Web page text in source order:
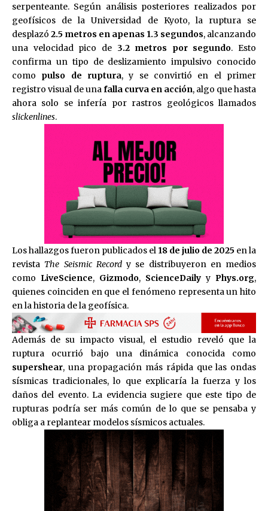
serpenteante. Según análisis posteriores realizados por
geofísicos de la Universidad de Kyoto, la ruptura se
desplazó 2.5 metros en apenas 1.3 segundos, alcanzando
una velocidad pico de 3.2 metros por segundo. Esto
confirma un tipo de deslizamiento impulsivo conocido
como pulso de ruptura, y se convirtió en el primer
registro visual de unafalla curva en acción, algo que hasta
ahora solo se infería por rastros geológicos llamados
slickenlines.
Los hallazgos fueron publicados el 18 de julio de 2025 en la
revista The Seismic Recordy se distribuyeron en medios
como LiveScience, Gizmodo, ScienceDaily y Phys.org,
quienes coinciden en que el fenómeno representa un hito
en la historia de la geofísica.
Además de su impacto visual, el estudio reveló que la
ruptura ocurrió bajo una dinámica conocida como
supershear, una propagación más rápida que las ondas
sísmicas tradicionales, lo que explicaría la fuerza y los
daños del evento. La evidencia sugiere que este tipo de
rupturas podría ser más común de lo que se pensaba y
obliga a replantear modelos sísmicos actuales.